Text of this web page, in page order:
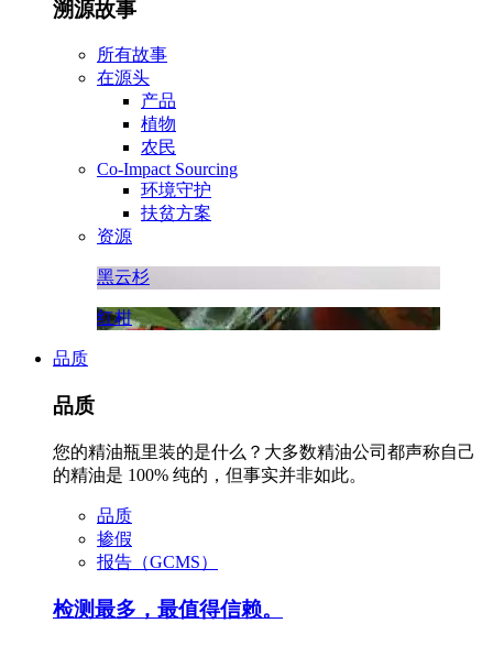
溯源故事
所有故事
在源头
产品
植物
农民
Co-Impact Sourcing
环境守护
扶贫方案
资源
黑云杉
红柑
品质
品质
您的精油瓶里装的是什么？大多数精油公司都声称自己
的精油是 100% 纯的，但事实并非如此。
品质
掺假
报告（GCMS）
检测最多，最值得信赖。